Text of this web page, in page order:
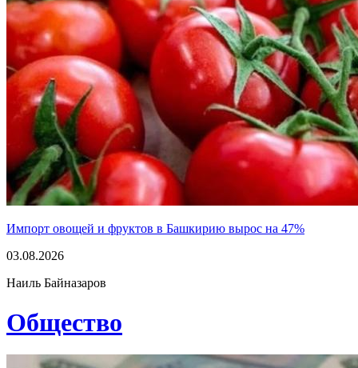
Импорт овощей и фруктов в Башкирию вырос на 47%
03.08.2026
Наиль Байназаров
Общество